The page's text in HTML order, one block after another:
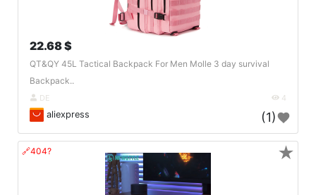
22.68 $
QT&QY 45L Tactical Backpack For Men Molle 3 day survival
Backpack..
DE 4
aliexpress (1)
🔗404? ★